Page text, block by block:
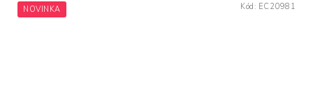
NOVINKA Kód: EC20981